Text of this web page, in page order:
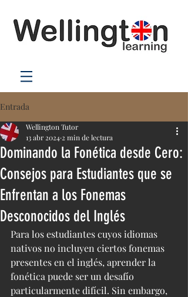
Entrada
Dominando la Fonética desde Cero:
Consejos para Estudiantes que se
Enfrentan a los Fonemas
Desconocidos del Inglés
Wellington Tutor
13 abr 2024 2 min de lectura
Para los estudiantes cuyos idiomas
nativos no incluyen ciertos fonemas
presentes en el inglés, aprender la
fonética puede ser un desafío
particularmente difícil. Sin embargo,